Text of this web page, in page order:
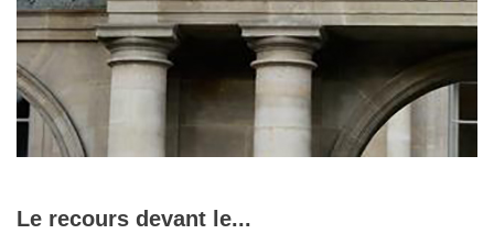
Le recours devant le...